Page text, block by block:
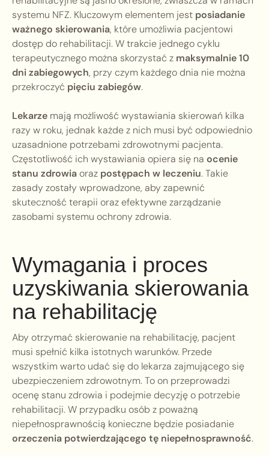
systemu NFZ. Kluczowym elementem jest posiadanie
ważnego skierowania, które umożliwia pacjentowi
dostęp do rehabilitacji. W trakcie jednego cyklu
terapeutycznego można skorzystać z maksymalnie 10
dni zabiegowych, przy czym każdego dnia nie można
przekroczyć pięciu zabiegów.
Lekarze mają możliwość wystawiania skierowań kilka
razy w roku, jednak każde z nich musi być odpowiednio
uzasadnione potrzebami zdrowotnymi pacjenta.
Częstotliwość ich wystawiania opiera się na ocenie
stanu zdrowiaoraz postępach w leczeniu. Takie
zasady zostały wprowadzone, aby zapewnić
skuteczność terapii oraz efektywne zarządzanie
zasobami systemu ochrony zdrowia.
Wymagania i proces
uzyskiwania skierowania
na rehabilitację
Aby otrzymać skierowanie na rehabilitację, pacjent
musi spełnić kilka istotnych warunków. Przede
wszystkim warto udać się do lekarza zajmującego się
ubezpieczeniem zdrowotnym. To on przeprowadzi
ocenę stanu zdrowia i podejmie decyzję o potrzebie
rehabilitacji. W przypadku osób z poważną
niepełnosprawnością konieczne będzie posiadanie
orzeczenia potwierdzającego tę niepełnosprawność.